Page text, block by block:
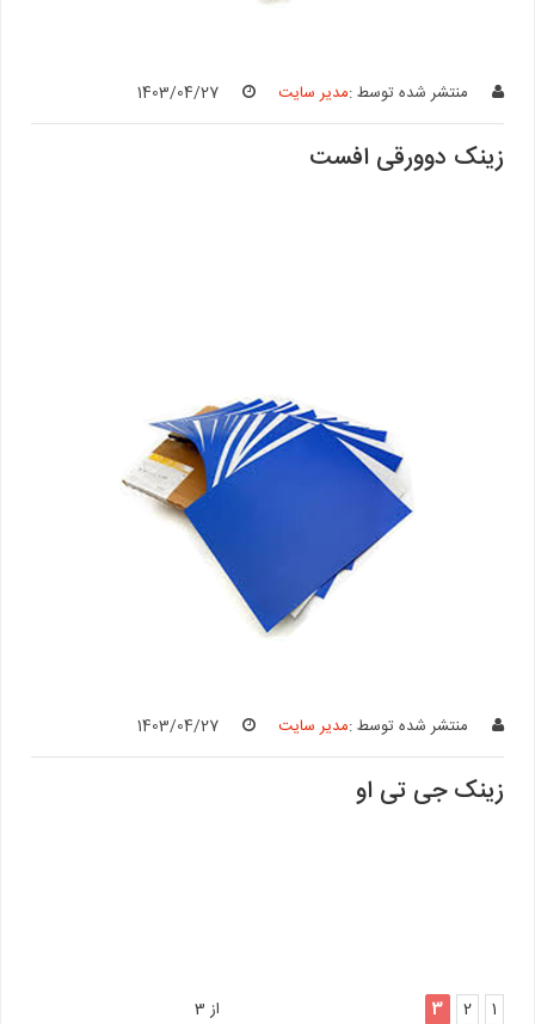
منتشر شده توسط :مدیر سایت 1403/04/27
زینک دوورقی افست
منتشر شده توسط :مدیر سایت 1403/04/27
زینک جی تی او
1
2
3 از 3